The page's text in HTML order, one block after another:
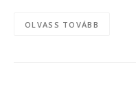
OLVASS TOVÁBB